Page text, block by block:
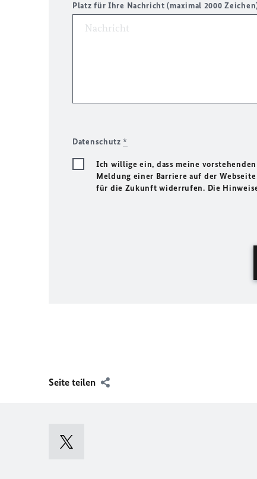
Platz für Ihre Nachricht (maximal 2000
Datenschutz*
Ich willige ein, dass meine
Meldung einer Barriere auf der
für die Zukunft widerrufen. Die
Seite teilen